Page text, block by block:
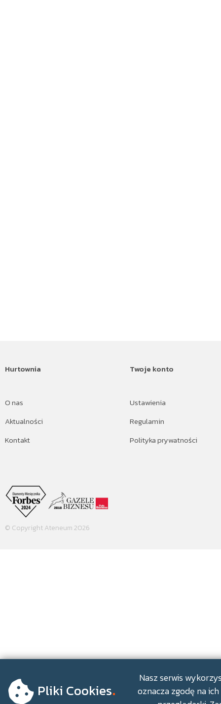
Hurtownia
O nas
Aktualności
Kontakt
Twoje konto
Ustawienia
Regulamin
Polityka prywatności
© Copyright Ateneum 2026
Pliki Cookies.
Nasz serwis
oznacza zgodę na